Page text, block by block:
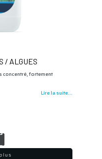
/ ALGUES
concentré, fortement
Lire la suite...